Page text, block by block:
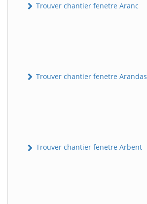
Trouver chantier fenetre Aranc
Trouver chantier fenetre Arandas
Trouver chantier fenetre Arbent